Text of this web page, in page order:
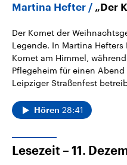
Martina Hefter „Der
Der Komet der
Legende. In Martina
Komet am Himmel,
Pflegeheim für einen
Leipziger Straßenfest
Hören 28:41
Lesezeit – 11.